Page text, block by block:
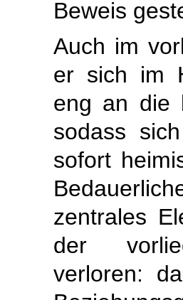
Beweis
Auch im
er sich im
eng an die
sodass
sofort
zentrales
der
verloren: